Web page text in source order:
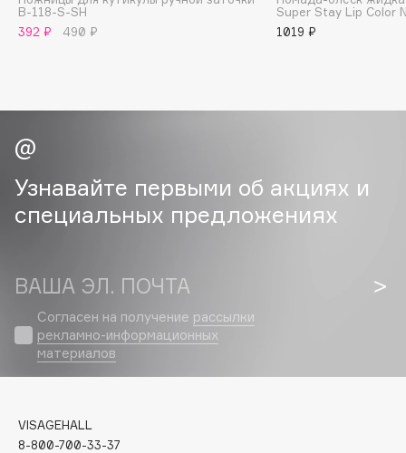
Collagenina
Consly
Cottolina
Cunzite
Curaprox
d'Alba
DABO
DARLING*
Darphin
Deonica
Dessange
B-118-S-SH
392 ₽
490 ₽
Super Stay Lip Color
1019 ₽
Узнавайте первыми об акциях и
специальных предложениях
ВАША ЭЛ. ПОЧТА
Согласен на получение рассылки
рекламно-информационных
материалов
VISAGEHALL
8-800-700-33-37